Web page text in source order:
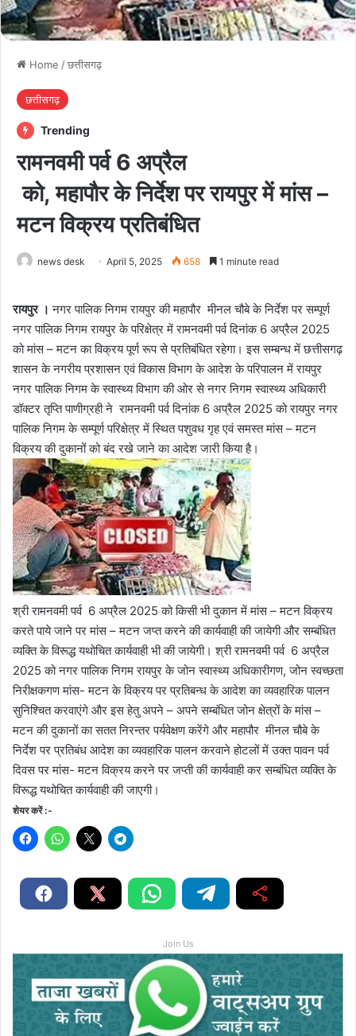
Home /छत्तीसगढ़
छत्तीसगढ़
Trending
रामनवमी पर्व 6 अप्रैल
को, महापाैर के निर्देश पर रायपुर में मांस –
मटन विक्रय प्रतिबंधित
news desk April 5, 2025 658 1 minute read
रायपुर । नगर पालिक निगम रायपुर की महापौर मीनल चौबे के निर्देश पर सम्पूर्ण
नगर पालिक निगम रायपुर के परिक्षेत्र में रामनवमी पर्व दिनांक 6 अप्रैल 2025
को मांस – मटन का विक्रय पूर्ण रूप से प्रतिबंधित रहेगा। इस सम्बन्ध में छत्तीसगढ़
शासन के नगरीय प्रशासन एवं विकास विभाग के आदेश के परिपालन में रायपुर
नगर पालिक निगम के स्वास्थ्य विभाग की ओर से नगर निगम स्वास्थ्य अधिकारी
डॉक्टर तृप्ति पाणीग्रही ने रामनवमी पर्व दिनांक 6 अप्रैल 2025 को रायपुर नगर
पालिक निगम के सम्पूर्ण परिक्षेत्र में स्थित पशुवध गृह एवं समस्त मांस – मटन
विक्रय की दुकानों को बंद रखे जाने का आदेश जारी किया है।
श्री रामनवमी पर्व 6 अप्रैल 2025 को किसी भी दुकान में मांस – मटन विक्रय
करते पाये जाने पर मांस – मटन जप्त करने की कार्यवाही की जायेगी और सम्बंधित
व्यक्ति के विरूद्ध यथोचित कार्यवाही भी की जायेगी। श्री रामनवमी पर्व 6 अप्रैल
2025 को नगर पालिक निगम रायपुर के जोन स्वास्थ्य अधिकारीगण, जोन स्वच्छता
निरीक्षकगण मांस- मटन के विक्रय पर प्रतिबन्ध के आदेश का व्यवहारिक पालन
सुनिश्चित करवाएंगे और इस हेतु अपने – अपने सम्बंधित जोन क्षेत्रों के मांस –
मटन की दुकानों का सतत निरन्तर पर्यवेक्षण करेंगे और महापौर मीनल चौबे के
निर्देश पर प्रतिबंध आदेश का व्यवहारिक पालन करवाने होटलों में उक्त पावन पर्व
दिवस पर मांस- मटन विक्रय करने पर जप्ती की कार्यवाही कर सम्बंधित व्यक्ति के
विरूद्ध यथोचित कार्यवाही की जाएगी।
शेयर करें :-
Join Us